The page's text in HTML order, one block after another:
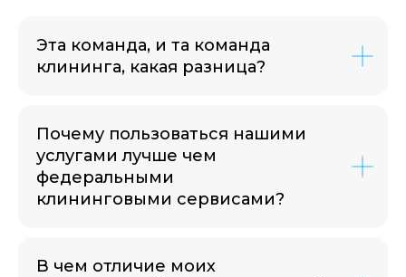
Эта команда, и та команда
клининга, какая разница?
Почему пользоваться нашими
услугами лучше чем
федеральными
клининговыми сервисами?
В чем отличие моих